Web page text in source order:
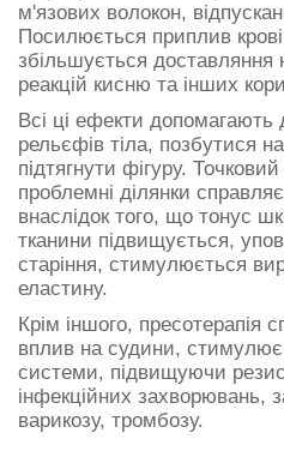
м'язових волокон,
Посилюється приплив
збільшується доставляння
реакцій кисню та інших
Всі ці ефекти допомагають
рельєфів тіла, позбутися
підтягнути фігуру.
проблемні ділянки
внаслідок того, що тонус
тканини підвищується,
старіння, стимулюється
еластину.
Крім іншого, пресотерапія
вплив на судини, стимулює
системи, підвищуючи
інфекційних захворювань,
варикозу, тромбозу.